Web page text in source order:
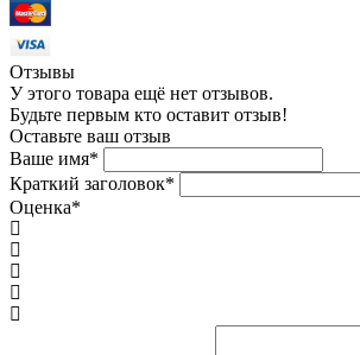
Отзывы
У этого товара ещё нет отзывов.
Будьте первым кто оставит отзыв!
Оставьте ваш отзыв
Ваше имя*
Краткий заголовок*
Оценка*